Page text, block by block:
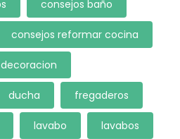
consejos baño
consejos reformar cocina
decoracion
ducha fregaderos
lavabo lavabos